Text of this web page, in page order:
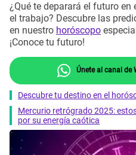
¿Qué te deparará el futuro en
el trabajo? Descubre las
en nuestro horóscopo
¡Conoce tu futuro!
Únete al canal de
Descubre tu destino en el
Mercurio retrógrado 2025:
por su energía caótica